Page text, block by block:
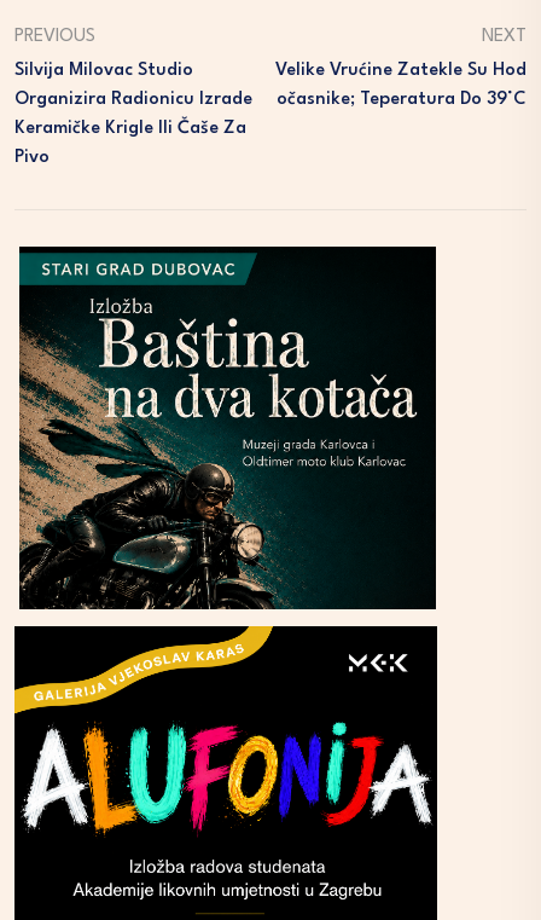
PREVIOUS
Silvija Milovac Studio
Organizira Radionicu Izrade
Keramičke Krigle Ili Čaše Za
Pivo
NEXT
Velike Vrućine Zatekle Su Hod
Očasnike; Teperatura Do 39°C